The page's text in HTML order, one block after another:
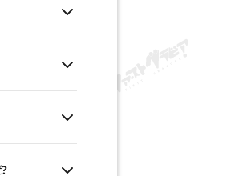
je
e-maile,
v časti
môžete sa